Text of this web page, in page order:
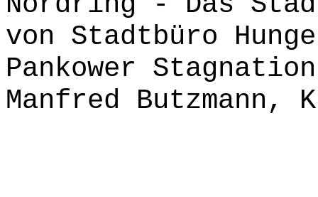
von Stadtbüro
Pankower
Manfred